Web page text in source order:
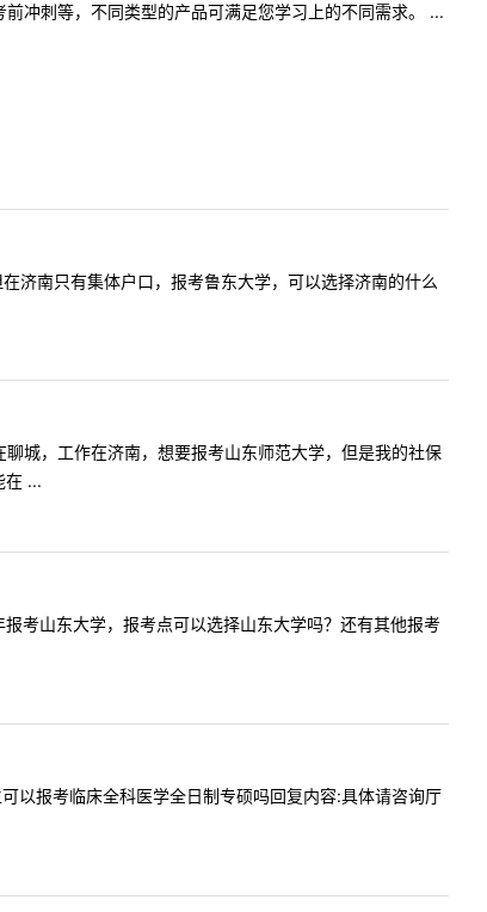
冲刺等，不同类型的产品可满足您学习上的不同需求。 ...
济南只有集体户口，报考鲁东大学，可以选择济南的什么
城，工作在济南，想要报考山东师范大学，但是我的社保
在 ...
考山东大学，报考点可以选择山东大学吗？还有其他报考
以报考临床全科医学全日制专硕吗回复内容:具体请咨询厅